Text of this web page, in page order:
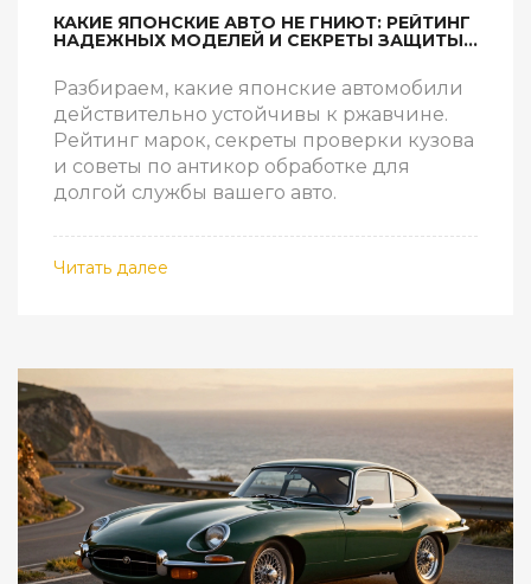
КАКИЕ ЯПОНСКИЕ АВТО НЕ ГНИЮТ: РЕЙТИНГ
НАДЕЖНЫХ МОДЕЛЕЙ И СЕКРЕТЫ ЗАЩИТЫ
Разбираем, какие японские автомобили
действительно устойчивы к ржавчине.
Рейтинг марок, секреты проверки кузова
и советы по антикор обработке для
долгой службы вашего авто.
Читать далее